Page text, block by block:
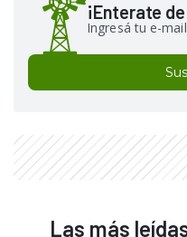
¡Enterate
Ingresá tu e-
Las más